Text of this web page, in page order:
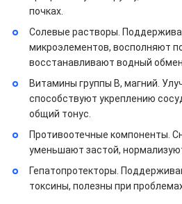
почках.
Солевые растворы.
микроэлементов, восполняют
восстанавливают водный обмен.
Витамины группы B, магний.
способствуют укреплению
общий тонус.
Противоотечные компоненты.
уменьшают застой,
Гепатопротекторы.
токсины, полезны при